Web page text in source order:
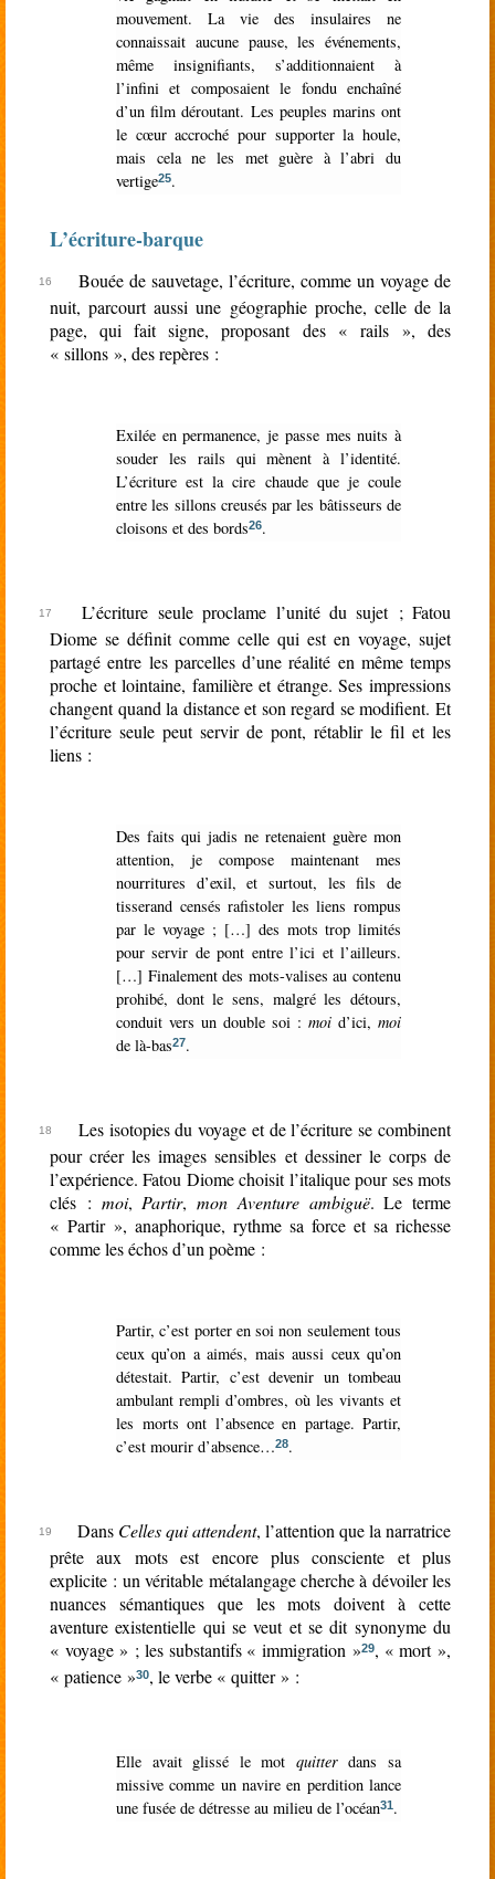
mouvement. La vie des insulaires ne
connaissait aucune pause, les événements,
même insignifiants, s’additionnaient à
l’infini et composaient le fondu enchaîné
d’un film déroutant. Les peuples marins ont
le cœur accroché pour supporter la houle,
mais cela ne les met guère à l’abri du
vertige25.
L’écriture-barque
Bouée de sauvetage, l’écriture, comme un voyage de
nuit, parcourt aussi une géographie proche, celle de la
page, qui fait signe, proposant des « rails », des
« sillons », des repères :
Exilée en permanence, je passe mes nuits à
souder les rails qui mènent à l’identité.
L’écriture est la cire chaude que je coule
entre les sillons creusés par les bâtisseurs de
cloisons et des bords26.
L’écriture seule proclame l’unité du sujet ; Fatou
Diome se définit comme celle qui est en voyage, sujet
partagé entre les parcelles d’une réalité en même temps
proche et lointaine, familière et étrange. Ses impressions
changent quand la distance et son regard se modifient. Et
l’écriture seule peut servir de pont, rétablir le fil et les
liens :
Des faits qui jadis ne retenaient guère mon
attention, je compose maintenant mes
nourritures d’exil, et surtout, les fils de
tisserand censés rafistoler les liens rompus
par le voyage ; […] des mots trop limités
pour servir de pont entre l’ici et l’ailleurs.
[…] Finalement des mots-valises au contenu
prohibé, dont le sens, malgré les détours,
conduit vers un double soi :moi d’ici, moi
de là-bas27.
Les isotopies du voyage et de l’écriture se combinent
pour créer les images sensibles et dessiner le corps de
l’expérience. Fatou Diome choisit l’italique pour ses mots
clés : moi,Partir, mon Aventure ambiguë. Le terme
« Partir », anaphorique, rythme sa force et sa richesse
comme les échos d’un poème :
Partir, c’est porter en soi non seulement tous
ceux qu’on a aimés, mais aussi ceux qu’on
détestait. Partir, c’est devenir un tombeau
ambulant rempli d’ombres, où les vivants et
les morts ont l’absence en partage. Partir,
c’est mourir d’absence…28.
Dans Celles qui attendent, l’attention que la narratrice
prête aux mots est encore plus consciente et plus
explicite : un véritable métalangage cherche à dévoiler les
nuances sémantiques que les mots doivent à cette
aventure existentielle qui se veut et se dit synonyme du
« voyage » ; les substantifs « immigration »29, « mort »,
« patience »30, le verbe « quitter » :
Elle avait glissé le mot quitterdans sa
missive comme un navire en perdition lance
une fusée de détresse au milieu de l’océan31.